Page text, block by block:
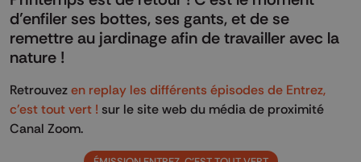
d’enfiler ses bottes, ses gants, et de se
remettre au jardinage afin de travailler avec la
nature !
Retrouvez en replay les différents épisodes de Entrez,
c'est tout vert ! sur le site web du média de proximité
Canal Zoom.